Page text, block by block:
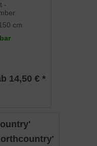
-
cm
14,50 € *